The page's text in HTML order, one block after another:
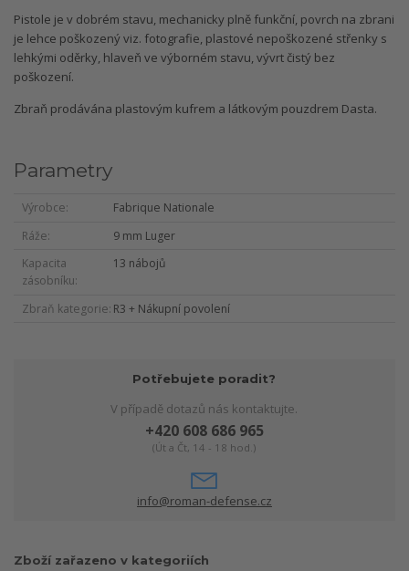
Pistole je v dobrém stavu, mechanicky plně funkční, povrch na zbrani
je lehce poškozený viz. fotografie, plastové nepoškozené střenky s
lehkými oděrky, hlaveň ve výborném stavu, vývrt čistý bez
poškození.
Zbraň prodávána plastovým kufrem a látkovým pouzdrem Dasta.
Parametry
Výrobce
Fabrique Nationale
Ráže
9 mm Luger
Kapacita
zásobníku
13 nábojů
Zbraň kategorie R3 + Nákupní povolení
Potřebujete poradit?
V případě dotazů nás kontaktujte.
+420 608 686 965
(Út a Čt, 14 - 18 hod.)
info@roman-defense.cz
Zboží zařazeno v kategoriích